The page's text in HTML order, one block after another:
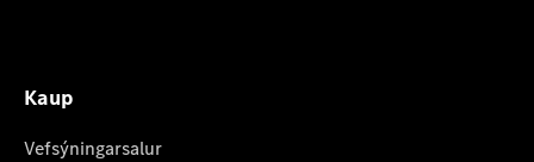
Kaup
Vefsýningarsalur